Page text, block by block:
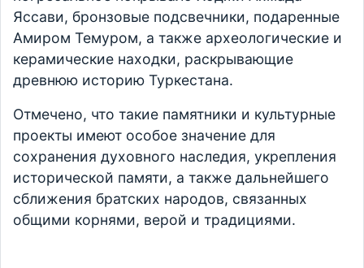
Яссави, бронзовые подсвечники, подаренные
Амиром Темуром, а также археологические и
керамические находки, раскрывающие
древнюю историю Туркестана.
Отмечено, что такие памятники и культурные
проекты имеют особое значение для
сохранения духовного наследия, укрепления
исторической памяти, а также дальнейшего
сближения братских народов, связанных
общими корнями, верой и традициями.